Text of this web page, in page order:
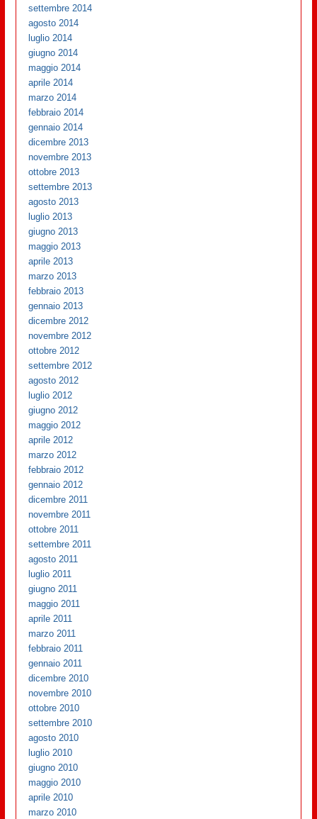
settembre 2014
agosto 2014
luglio 2014
giugno 2014
maggio 2014
aprile 2014
marzo 2014
febbraio 2014
gennaio 2014
dicembre 2013
novembre 2013
ottobre 2013
settembre 2013
agosto 2013
luglio 2013
giugno 2013
maggio 2013
aprile 2013
marzo 2013
febbraio 2013
gennaio 2013
dicembre 2012
novembre 2012
ottobre 2012
settembre 2012
agosto 2012
luglio 2012
giugno 2012
maggio 2012
aprile 2012
marzo 2012
febbraio 2012
gennaio 2012
dicembre 2011
novembre 2011
ottobre 2011
settembre 2011
agosto 2011
luglio 2011
giugno 2011
maggio 2011
aprile 2011
marzo 2011
febbraio 2011
gennaio 2011
dicembre 2010
novembre 2010
ottobre 2010
settembre 2010
agosto 2010
luglio 2010
giugno 2010
maggio 2010
aprile 2010
marzo 2010